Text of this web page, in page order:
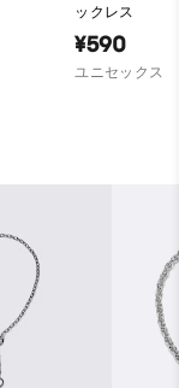
ックレス
¥590
ユニセックス